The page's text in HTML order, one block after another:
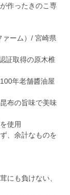
作ったきのこ専
ーム）/ 宮崎県
証取得の原木椎
年老舗醬油屋
の旨味で美味
使用
余計なものを
にも負けない、